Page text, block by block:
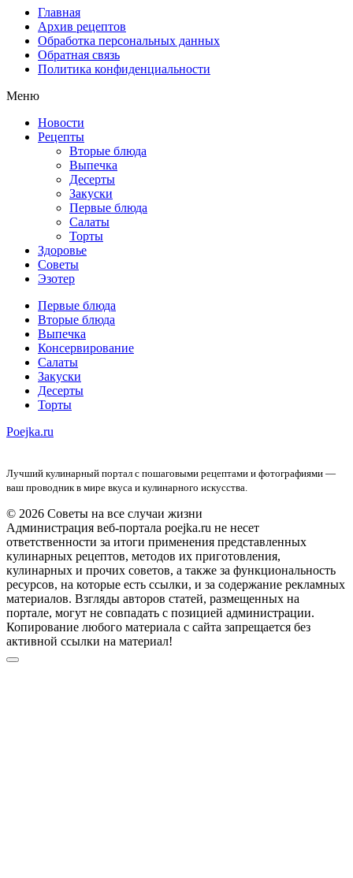
Главная
Архив рецептов
Обработка персональных данных
Обратная связь
Политика конфиденциальности
Меню
Новости
Рецепты
Вторые блюда
Выпечка
Десерты
Закуски
Первые блюда
Салаты
Торты
Здоровье
Советы
Эзотер
Первые блюда
Вторые блюда
Выпечка
Консервирование
Салаты
Закуски
Десерты
Торты
Poejka.ru
Лучший кулинарный портал с пошаговыми рецептами и фотографиями —
ваш проводник в мире вкуса и кулинарного искусства.
© 2026 Советы на все случаи жизни
Администрация веб-портала poejka.ru не несет
ответственности за итоги применения представленных
кулинарных рецептов, методов их приготовления,
кулинарных и прочих советов, а также за функциональность
ресурсов, на которые есть ссылки, и за содержание рекламных
материалов. Взгляды авторов статей, размещенных на
портале, могут не совпадать с позицией администрации.
Копирование любого материала с сайта запрещается без
активной ссылки на материал!